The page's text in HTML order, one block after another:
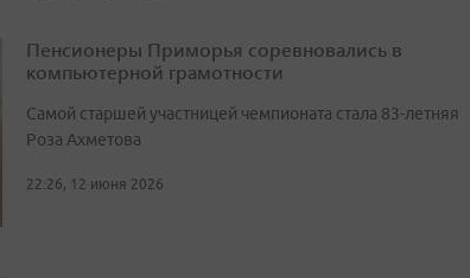
Пенсионеры Приморья соревновались в
компьютерной грамотности
Самой старшей участницей чемпионата стала 83-летняя
Роза Ахметова
22:26, 12 июня 2026